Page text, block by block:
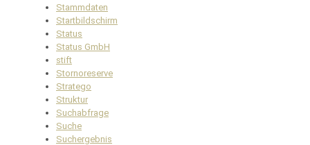
Stammdaten
Startbildschirm
Status
Status GmbH
stift
Stornoreserve
Stratego
Struktur
Suchabfrage
Suche
Suchergebnis